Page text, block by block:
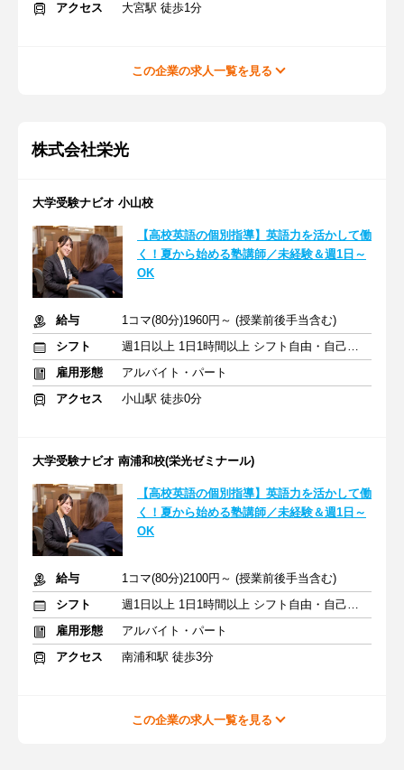
アクセス
大宮駅 徒歩1分
この企業の求人一覧を見る
株式会社栄光
大学受験ナビオ 小山校
【高校英語の個別指導】英語力を活かして働
く！夏から始める塾講師／未経験＆週1日～
OK
給与
1コマ(80分)1960円～ (授業前後手当含む)
シフト
週1日以上 1日1時間以上 シフト自由・自己申告
雇用形態
アルバイト・パート
アクセス
小山駅 徒歩0分
大学受験ナビオ 南浦和校(栄光ゼミナール)
【高校英語の個別指導】英語力を活かして働
く！夏から始める塾講師／未経験＆週1日～
OK
給与
1コマ(80分)2100円～ (授業前後手当含む)
シフト
週1日以上 1日1時間以上 シフト自由・自己申告
雇用形態
アルバイト・パート
アクセス
南浦和駅 徒歩3分
この企業の求人一覧を見る